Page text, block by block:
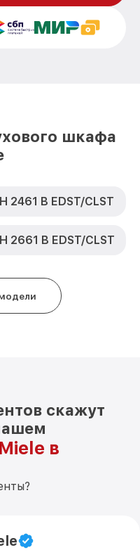
Miele от 900₽
шкафа
H 2461 B EDST/CLST
H 2661 B EDST/CLST
скажут
Miele в